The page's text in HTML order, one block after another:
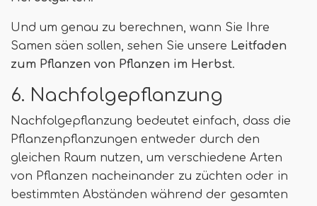
Und um genau zu berechnen, wann Sie Ihre
Samen säen sollen, sehen Sie unsere Leitfaden
zum Pflanzen von Pflanzen im Herbst.
6. Nachfolgepflanzung
Nachfolgepflanzung bedeutet einfach, dass die
Pflanzenpflanzungen entweder durch den
gleichen Raum nutzen, um verschiedene Arten
von Pflanzen nacheinander zu züchten oder in
bestimmten Abständen während der gesamten